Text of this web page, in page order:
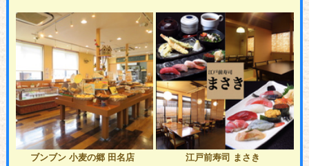
ブンブン 小麦の郷 田名店
江戸前寿司 まさき